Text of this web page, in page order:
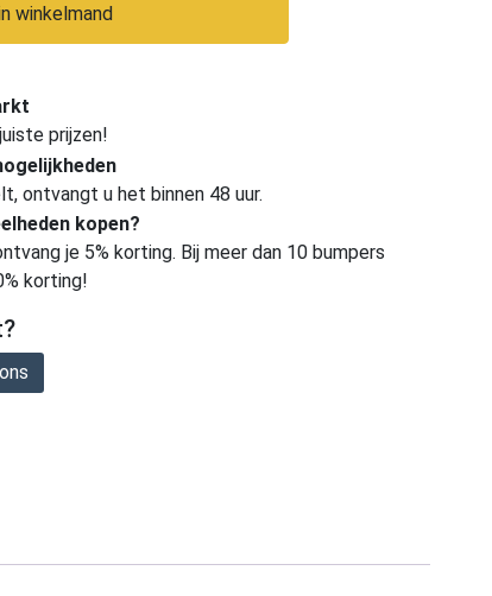
winkelmand
prijzen!
ontvangt u het binnen 48 uur.
kopen?
je 5% korting. Bij meer dan 10 bumpers
korting!